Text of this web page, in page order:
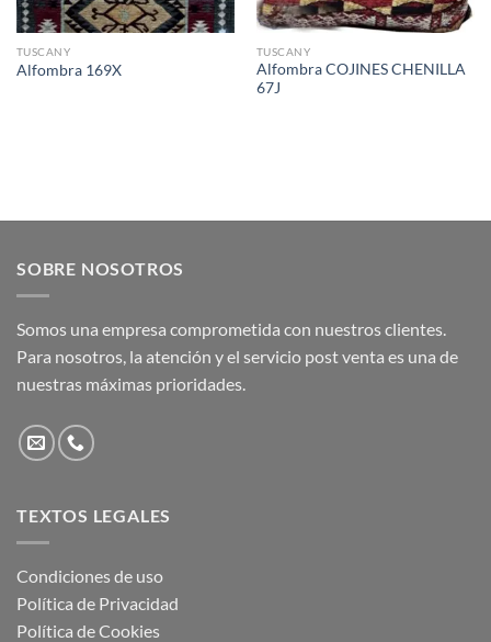
TUSCANY
Alfombra 169X
TUSCANY
Alfombra COJINES CHENILLA
67J
SOBRE NOSOTROS
Somos una empresa comprometida con nuestros clientes.
Para nosotros, la atención y el servicio post venta es una de
nuestras máximas prioridades.
TEXTOS LEGALES
Condiciones de uso
Política de Privacidad
Política de Cookies